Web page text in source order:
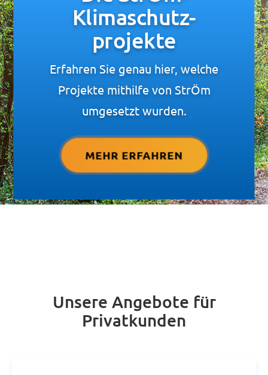
Klimaschutz­
projekte
Erfahren Sie genau hier, welche
Projekte mithilfe von StrÖm
umgesetzt wurden.
MEHR ERFAHREN
Unsere Angebote für
Privatkunden